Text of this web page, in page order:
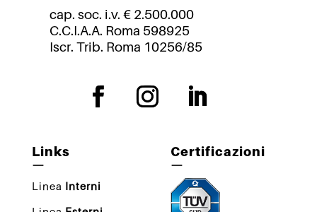
cap. soc. i.v. € 2.500.000
C.C.I.A.A. Roma 598925
Iscr. Trib. Roma 10256/85
Links
—
Linea Interni
Certificazioni
—